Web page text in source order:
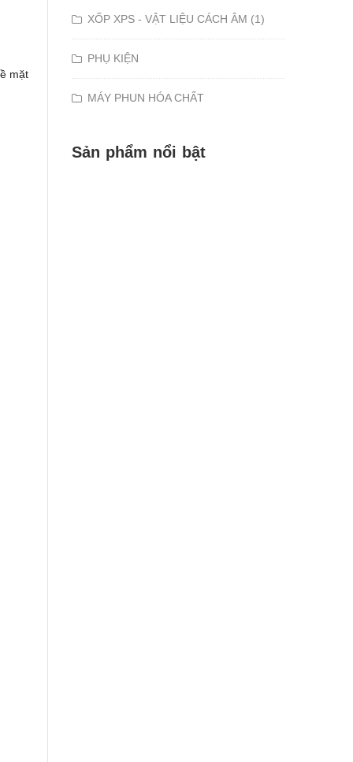
mặt
XỐP XPS - VẬT LIỆU CÁCH ÂM (1)
PHỤ KIỆN
MÁY PHUN HÓA CHẤT
Sản phẩm nổi bật